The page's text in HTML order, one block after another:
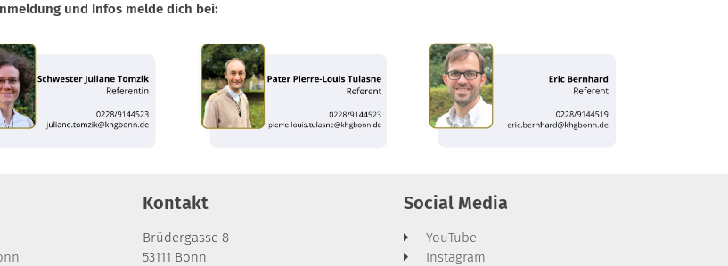
und Infos melde dich bei:
Kontakt
Brüdergasse 8
53111 Bonn
Social Media
YouTube
Instagram